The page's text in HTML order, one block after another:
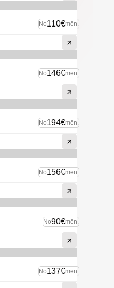
No110€mēn.
No146€mēn.
No194€mēn.
No156€mēn.
No90€mēn.
No137€mēn.